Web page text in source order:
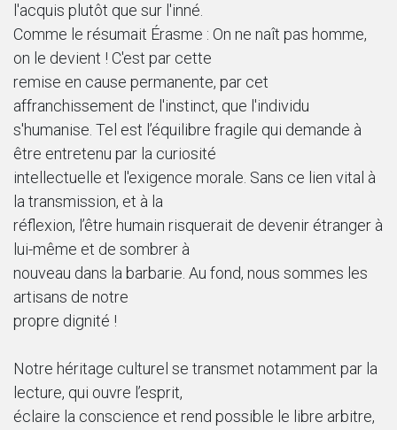
l'acquis plutôt que sur l'inné.
Comme le résumait Érasme : On ne naît pas homme,
on le devient ! C'est par cette
remise en cause permanente, par cet
affranchissement de l'instinct, que l'individu
s'humanise. Tel est l’équilibre fragile qui demande à
être entretenu par la curiosité
intellectuelle et l'exigence morale. Sans ce lien vital à
la transmission, et à la
réflexion, l’être humain risquerait de devenir étranger à
lui-même et de sombrer à
nouveau dans la barbarie. Au fond, nous sommes les
artisans de notre
propre dignité !
Notre héritage culturel se transmet notamment par la
lecture, qui ouvre l’esprit,
éclaire la conscience et rend possible le libre arbitre,